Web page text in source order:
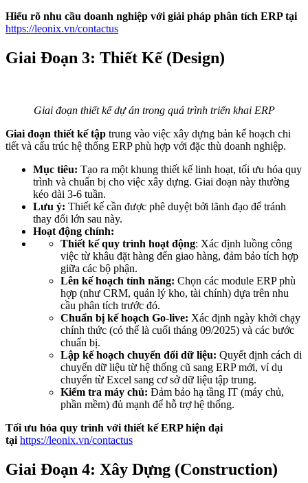
Hiểu rõ nhu cầu doanh nghiệp với giải pháp phân tích ERP tại
https://leonix.vn/contactus
Giai Đoạn 3: Thiết Kế (Design)
Giai đoạn thiết kế dự án trong quá trình triển khai ERP
Giai đoạn thiết kế tập trung vào việc xây dựng bản kế hoạch chi
tiết và cấu trúc hệ thống ERP phù hợp với đặc thù doanh nghiệp.
Mục tiêu: Tạo ra một khung thiết kế linh hoạt, tối ưu hóa quy
trình và chuẩn bị cho việc xây dựng. Giai đoạn này thường
kéo dài 3-6 tuần.
Lưu ý: Thiết kế cần được phê duyệt bởi lãnh đạo để tránh
thay đổi lớn sau này.
Hoạt động chính:
Thiết kế quy trình hoạt động: Xác định luồng công
việc từ khâu đặt hàng đến giao hàng, đảm bảo tích hợp
giữa các bộ phận.
Lên kế hoạch tính năng: Chọn các module ERP phù
hợp (như CRM, quản lý kho, tài chính) dựa trên nhu
cầu phân tích trước đó.
Chuẩn bị kế hoạch Go-live: Xác định ngày khởi chạy
chính thức (có thể là cuối tháng 09/2025) và các bước
chuẩn bị.
Lập kế hoạch chuyển đổi dữ liệu: Quyết định cách di
chuyển dữ liệu từ hệ thống cũ sang ERP mới, ví dụ
chuyển từ Excel sang cơ sở dữ liệu tập trung.
Kiểm tra máy chủ: Đảm bảo hạ tầng IT (máy chủ,
phần mềm) đủ mạnh để hỗ trợ hệ thống.
Tối ưu hóa quy trình với thiết kế ERP hiện đại
tại https://leonix.vn/contactus
Giai Đoạn 4: Xây Dựng (Construction)